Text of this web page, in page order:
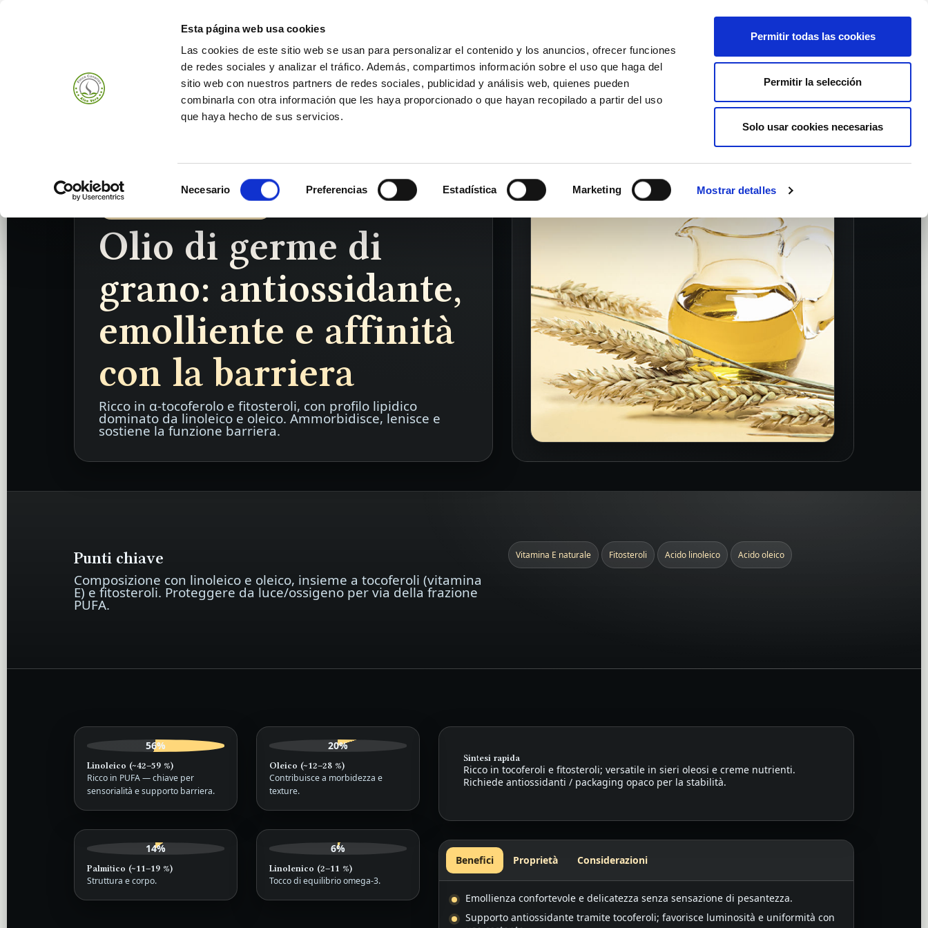
Esta página web usa cookies
Las cookies de este sitio web se usan para personalizar el contenido y los anuncios, ofrecer funciones
de redes sociales y analizar el tráfico. Además, compartimos información sobre el uso que haga del
sitio web con nuestros partners de redes sociales, publicidad y análisis web, quienes pueden
combinarla con otra información que les haya proporcionado o que hayan recopilado a partir del uso
que haya hecho de sus servicios.
Necesario Preferencias Estadística Marketing Mostrar detalles
Permitir todas las cookies
Permitir la selección
Solo usar cookies necesarias
Prodotti Azienda Prenota una visita DAKAR FOR LIFE
Accedi
Olio di germe di
grano: antiossidante,
emolliente e affinità
con la barriera
Ricco in α-tocoferolo e fitosteroli, con profilo lipidico
dominato da linoleico e oleico. Ammorbidisce, lenisce e
sostiene la funzione barriera.
Punti chiave
Composizione con linoleico e oleico, insieme a tocoferoli (vitamina
E) e fitosteroli. Proteggere da luce/ossigeno per via della frazione
PUFA.
Vitamina E naturale Fitosteroli Acido linoleico Acido oleico
56%
Linoleico (~42–59 %)
Ricco in PUFA — chiave per
sensorialità e supporto barriera.
20%
Oleico (~12–28 %)
Contribuisce a morbidezza e
texture.
14%
Palmitico (~11–19 %)
Struttura e corpo.
6%
Linolenico (2–11 %)
Tocco di equilibrio omega-3.
Sintesi rapida
Ricco in tocoferoli e fitosteroli; versatile in sieri oleosi e creme nutrienti.
Richiede antiossidanti / packaging opaco per la stabilità.
Benefici Proprietà Considerazioni
Emollienza confortevole e delicatezza senza sensazione di pesantezza.
Supporto antiossidante tramite tocoferoli; favorisce luminosità e uniformità con